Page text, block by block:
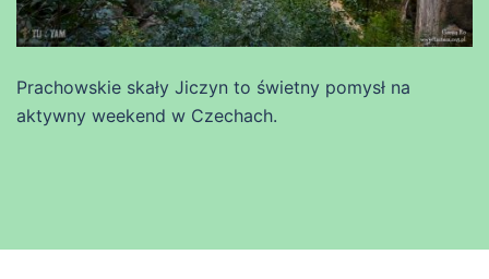
Prachowskie skały Jiczyn to świetny pomysł na
aktywny weekend w Czechach.